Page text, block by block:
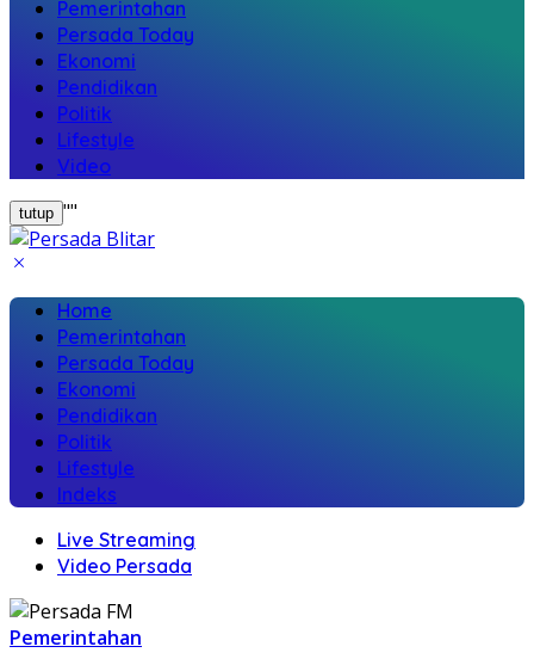
Pemerintahan
Persada Today
Ekonomi
Pendidikan
Politik
Lifestyle
Video
tutup ""
Home
Pemerintahan
Persada Today
Ekonomi
Pendidikan
Politik
Lifestyle
Indeks
Live Streaming
Video Persada
Pemerintahan